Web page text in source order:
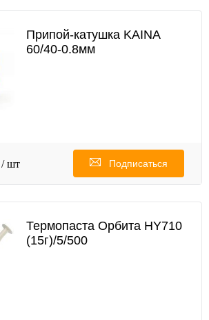
Припой-катушка KAINA
60/40-0.8мм
/ шт Подписаться
Термопаста Орбита HY710
(15г)/5/500